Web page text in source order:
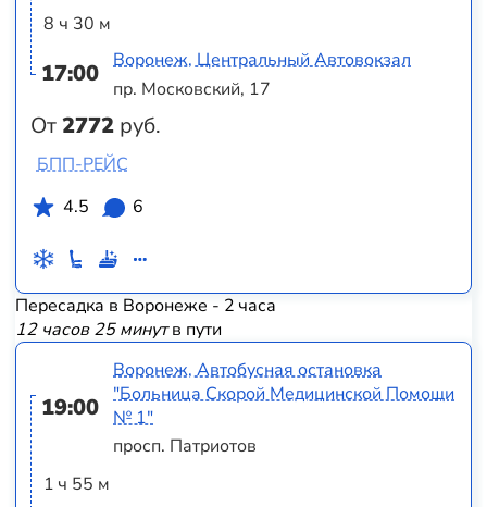
8 ч 30 м
17:00
От2772 руб.
Воронеж, Центральный Автовокзал
пр. Московский, 17
БПП-РЕЙС
4.5
6
Пересадка в Воронеже - 2 часа
12 часов 25 минутв пути
19:00
1 ч 55 м
Воронеж, Автобусная остановка
"Больница Скорой Медицинской Помощи
№ 1"
просп. Патриотов